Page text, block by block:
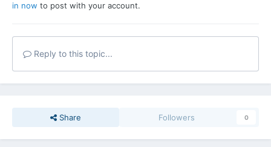
in now to post with your account.
Reply to this topic...
Share Followers 0